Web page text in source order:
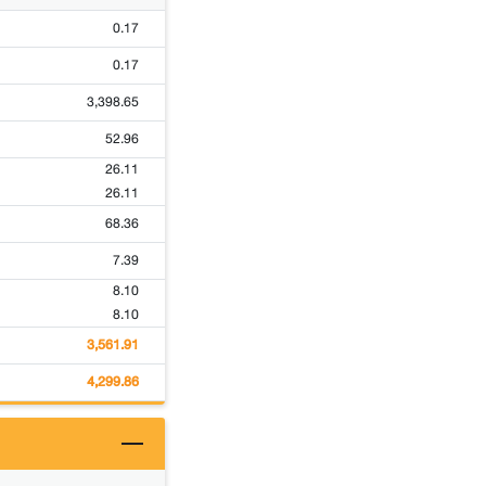
0.17
0.17
3,398.65
52.96
26.11
26.11
68.36
7.39
8.10
8.10
3,561.91
4,299.86